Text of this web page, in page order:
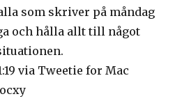
som skriver på måndag
och hålla allt till något
via Tweetie for Mac